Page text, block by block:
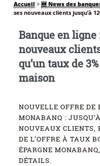
Accueil > 🆕 News des
ses nouveaux clients jusqu’à
Banque en ligne
nouveaux
qu’un taux de
maison
NOUVELLE OFFRE DE
MONABANQ :
NOUVEAUX CLIENTS,
DE L’OFFRE À TAUX
ÉPARGNE
DÉTAILS.